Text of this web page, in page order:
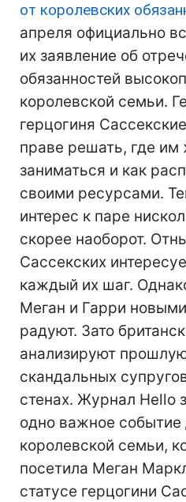
от королевских
апреля официально
их заявление об
обязанностей
королевской семьи.
герцогиня
праве решать, где им
заниматься и как
своими ресурсами.
интерес к паре
скорее наоборот.
Сассекских
каждый их шаг.
Меган и Гарри
радуют. Зато
анализируют
скандальных
стенах. Журнал Hello
одно важное событие
королевской семьи,
посетила Меган
статусе герцогини